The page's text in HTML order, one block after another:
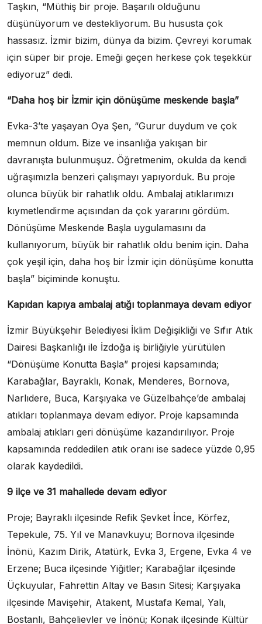
Taşkın, “Müthiş bir proje. Başarılı olduğunu
düşünüyorum ve destekliyorum. Bu hususta çok
hassasız. İzmir bizim, dünya da bizim. Çevreyi korumak
için süper bir proje. Emeği geçen herkese çok teşekkür
ediyoruz” dedi.
“Daha hoş bir İzmir için dönüşüme meskende başla”
Evka-3’te yaşayan Oya Şen, “Gurur duydum ve çok
memnun oldum. Bize ve insanlığa yakışan bir
davranışta bulunmuşuz. Öğretmenim, okulda da kendi
uğraşımızla benzeri çalışmayı yapıyorduk. Bu proje
olunca büyük bir rahatlık oldu. Ambalaj atıklarımızı
kıymetlendirme açısından da çok yararını gördüm.
Dönüşüme Meskende Başla uygulamasını da
kullanıyorum, büyük bir rahatlık oldu benim için. Daha
çok yeşil için, daha hoş bir İzmir için dönüşüme konutta
başla” biçiminde konuştu.
Kapıdan kapıya ambalaj atığı toplanmaya devam ediyor
İzmir Büyükşehir Belediyesi İklim Değişikliği ve Sıfır Atık
Dairesi Başkanlığı ile İzdoğa iş birliğiyle yürütülen
“Dönüşüme Konutta Başla” projesi kapsamında;
Karabağlar, Bayraklı, Konak, Menderes, Bornova,
Narlıdere, Buca, Karşıyaka ve Güzelbahçe’de ambalaj
atıkları toplanmaya devam ediyor. Proje kapsamında
ambalaj atıkları geri dönüşüme kazandırılıyor. Proje
kapsamında reddedilen atık oranı ise sadece yüzde 0,95
olarak kaydedildi.
9 ilçe ve 31 mahallede devam ediyor
Proje; Bayraklı ilçesinde Refik Şevket İnce, Körfez,
Tepekule, 75. Yıl ve Manavkuyu; Bornova ilçesinde
İnönü, Kazım Dirik, Atatürk, Evka 3, Ergene, Evka 4 ve
Erzene; Buca ilçesinde Yiğitler; Karabağlar ilçesinde
Üçkuyular, Fahrettin Altay ve Basın Sitesi; Karşıyaka
ilçesinde Mavişehir, Atakent, Mustafa Kemal, Yalı,
Bostanlı, Bahçelievler ve İnönü; Konak ilçesinde Kültür